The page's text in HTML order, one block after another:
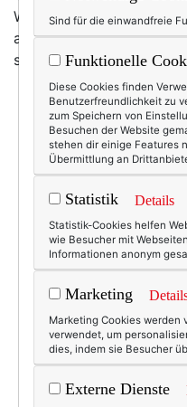
Wonderland!) von
andere Regeln. Ohnehin:
schwarzem Gürtel habe
Sind für die einwandfreie
Funktionelle
Diese Cookies finden
Benutzerfreundlichkeit zu
zum Speichern von
Besuchen der Website
stehen dir einige Features
Übermittlung an
Statistik Details
Statistik-Cookies helfen
wie Besucher mit
Informationen anonym
Marketing
Marketing Cookies werden
verwendet, um
dies, indem sie Besucher
Externe Dienste